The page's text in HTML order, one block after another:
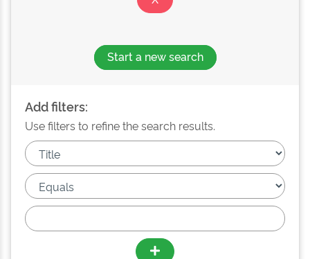
Start a new search
Add filters:
Use filters to refine the search results.